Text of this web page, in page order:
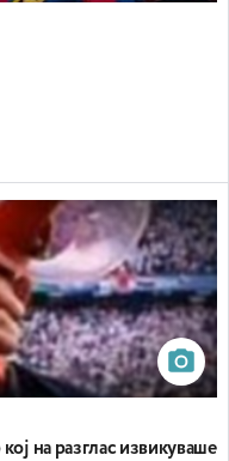
на разглас извикуваше